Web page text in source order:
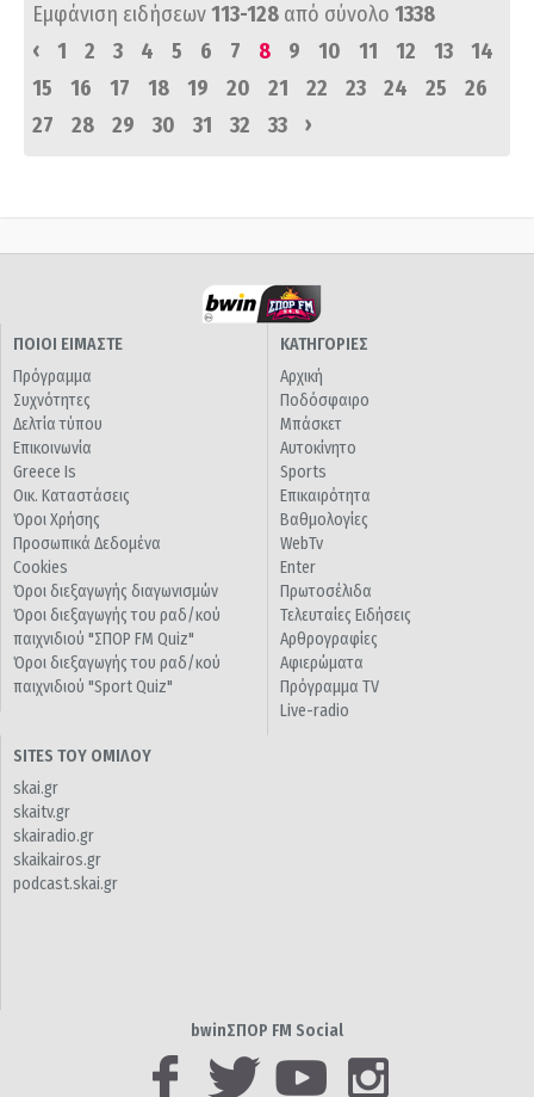
Εμφάνιση ειδήσεων113-128 από σύνολο 1338
‹
1 2 3 4 5 6 7 8 9 10 11 12 13
14
15
16 17 18 19 20 21 22 23 24 25
26
27
28 29 30 31 32 33 ›
ΠΟΙΟΙ ΕΙΜΑΣΤΕ
Πρόγραμμα
Συχνότητες
Δελτία τύπου
Επικοινωνία
Greece Is
Οικ. Καταστάσεις
Όροι Χρήσης
Προσωπικά Δεδομένα
Cookies
Όροι διεξαγωγής διαγωνισμών
Όροι διεξαγωγής του ραδ/κού
παιχνιδιού "ΣΠΟΡ FM Quiz"
Όροι διεξαγωγής του ραδ/κού
παιχνιδιού "Sport Quiz"
ΚΑΤΗΓΟΡΙΕΣ
Αρχική
Ποδόσφαιρο
Μπάσκετ
Αυτοκίνητο
Sports
Επικαιρότητα
Βαθμολογίες
WebTv
Enter
Πρωτοσέλιδα
Τελευταίες Ειδήσεις
Αρθρογραφίες
Αφιερώματα
Πρόγραμμα TV
Live-radio
SITES ΤΟΥ ΟΜΙΛΟΥ
skai.gr
skaitv.gr
skairadio.gr
skaikairos.gr
podcast.skai.gr
bwinΣΠΟΡ FM Social